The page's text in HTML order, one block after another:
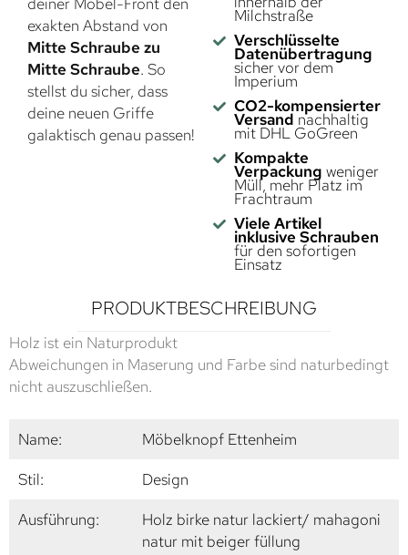
exakten Abstand von
Mitte Schraube zu
Mitte Schraube. So
stellst du sicher, dass
deine neuen Griffe
galaktisch genau passen!
Milchstraße
Verschlüsselte
Datenübertragung
sicher vor dem
Imperium
CO2-kompensierter
Versand nachhaltig
mit DHL GoGreen
Kompakte
Verpackung weniger
Müll, mehr Platz im
Frachtraum
Viele Artikel
inklusive Schrauben
für den sofortigen
Einsatz
PRODUKTBESCHREIBUNG
Holz ist ein Naturprodukt
Abweichungen in Maserung und Farbe sind naturbedingt
nicht auszuschließen.
Name:
Möbelknopf Ettenheim
Stil:
Design
Ausführung:
Holz birke natur lackiert/ mahagoni
natur mit beiger füllung